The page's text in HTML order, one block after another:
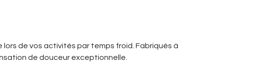
de vos activités par temps froid. Fabriqués à
de douceur exceptionnelle.